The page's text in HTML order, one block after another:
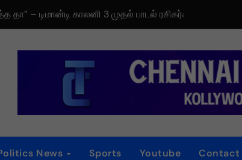
வெளியீட்டு விழா!
News Sports Youtube Contact